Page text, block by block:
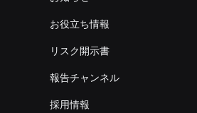
お役立ち情報
リスク開示書
報告チャンネル
採用情報